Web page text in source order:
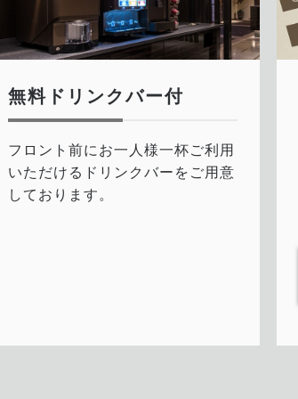
無料ドリンクバー付
フロント前にお一人様一杯ご利用
いただけるドリンクバーをご用意
しております。